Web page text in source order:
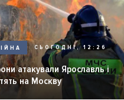
СЬОГОДНІ, 12:26
атакували Ярославль і
на Москву